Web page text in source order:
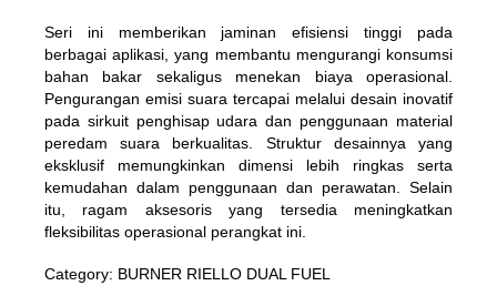
Seri ini memberikan jaminan efisiensi tinggi pada
berbagai aplikasi, yang membantu mengurangi konsumsi
bahan bakar sekaligus menekan biaya operasional.
Pengurangan emisi suara tercapai melalui desain inovatif
pada sirkuit penghisap udara dan penggunaan material
peredam suara berkualitas. Struktur desainnya yang
eksklusif memungkinkan dimensi lebih ringkas serta
kemudahan dalam penggunaan dan perawatan. Selain
itu, ragam aksesoris yang tersedia meningkatkan
fleksibilitas operasional perangkat ini.
Category: BURNER RIELLO DUAL FUEL